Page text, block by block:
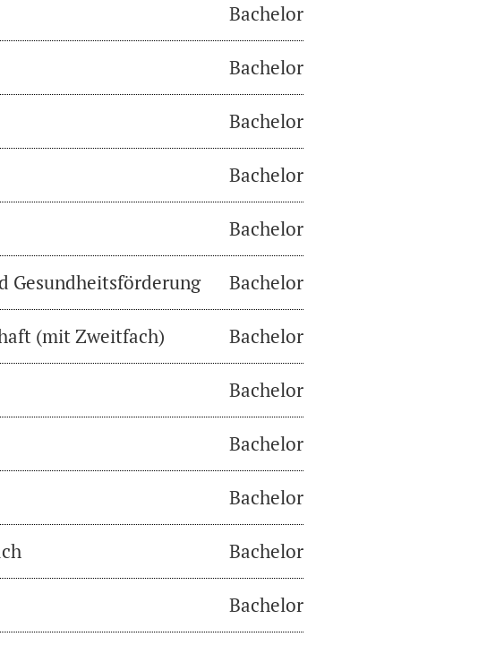
Bachelor
Bachelor
Bachelor
Bachelor
Bachelor
Gesundheitsförderung Bachelor
(mit Zweitfach) Bachelor
Bachelor
Bachelor
Bachelor
Bachelor
Bachelor